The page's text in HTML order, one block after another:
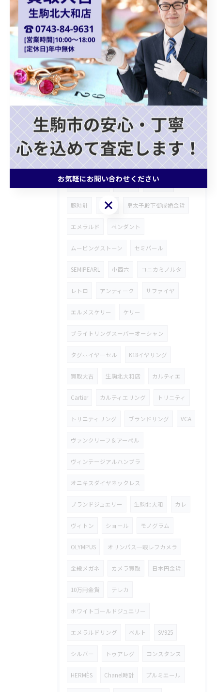
天皇陛下御即位金貨 シャネルバッグ
ダイアナモデル ブランドバッグ
ショパール Chopard
クォーツ カプシーヌ プラダバッグ
グッチショルダーバッグ
ホワイトゴールドアクセサリー
ゴールドジュエリー ブランドバッグ買取
モノグラムトリヨン 記念メダル
ブランド財布 ROLEX ロンジン
腕時計 FENDI 皇太子殿下御成婚金貨
エメラルド ペンダント
ムービングストーン セミパール
SEMIPEARL 小西六 コニカミノルタ
レトロ アンティーク サファイヤ
エルメスケリー ケリー
ブライトリングスーパーオーシャン
タグホイヤーセル K18イヤリング
買取大吉 生駒北大和店 カルティエ
Cartier カルティエリング トリニティ
トリニティリング ブランドリング VCA
ヴァンクリーフ＆アーペル
ヴィンテージアルハンブラ
オニキスダイヤネックレス
ブランドジュエリー 生駒北大和 カレ
ヴィトン ショール モノグラム
OLYMPUS オリンパス一眼レフカメラ
金縁メガネ カメラ買取 日本円金貨
10万円金貨 テレカ
ホワイトゴールドジュエリー
エメラルドリング ベルト SV925
シルバー トゥアレグ コンスタンス
HERMÈS Chanel時計 プルミエール
お気軽にお問い合わせください
お気軽にお問い合わせください